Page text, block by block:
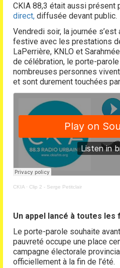
CKIA 88,3 était aussi présent
direct, diffusée devant public.
Vendredi soir, la journée
festive avec les prestations
LaPerrière, KNLO et
de célébration, le porte-
nombreuses personnes
et sont durement touchées
CKIA · Clip 2 - Serge Petitclair
Un appel lancé à toutes
Le porte-parole souhaite
pauvreté occupe une place
campagne électorale
officiellement à la fin de l’été.